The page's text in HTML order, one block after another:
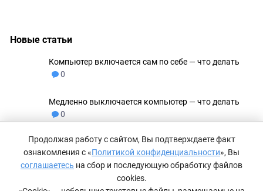
Новые статьи
Компьютер включается сам по себе — что делать
0
Медленно выключается компьютер — что делать
0
Не удаляются файлы с флешки 0
Как сделать невидимую папку в Windows 11
Продолжая работу с сайтом, Вы подтверждаете факт
ознакомления с «Политикой конфиденциальности», Вы
соглашаетесь на сбор и последующую обработку файлов
cookies.